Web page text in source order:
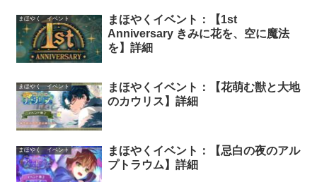
まほやく イベント
まほやくイベント：【1st
Anniversary きみに花を、空に魔法
を】詳細
まほやく イベント
まほやくイベント：【花萌む獣と大地
のカウリス】詳細
まほやく イベント
まほやくイベント：【忌白の夜のアル
プトラウム】詳細